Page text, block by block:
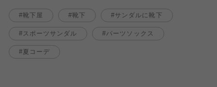
靴下屋 靴下 サンダルに靴下
スポーツサンダル パーツソックス
夏コーデ